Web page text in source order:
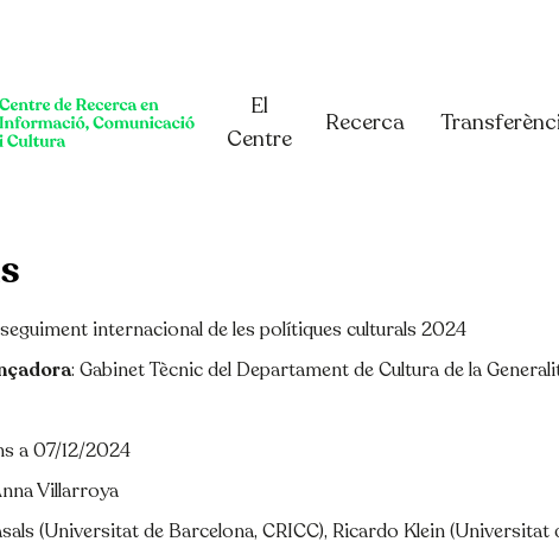
El
Centre
Recerca
internacional de les polítiques culturals 2024
: Gabinet Tècnic del Departament de Cultura de la
a 07/12/2024
Villarroya
(Universitat de Barcelona, CRICC), Ricardo Klein (Universitat